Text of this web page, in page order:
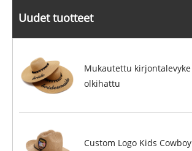
Uudet tuotteet
Mukautettu kirjontalevyke
olkihattu
Custom Logo Kids Cowboy